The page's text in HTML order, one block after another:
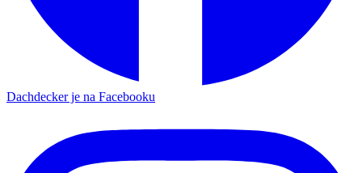
Dachdecker je na Facebooku